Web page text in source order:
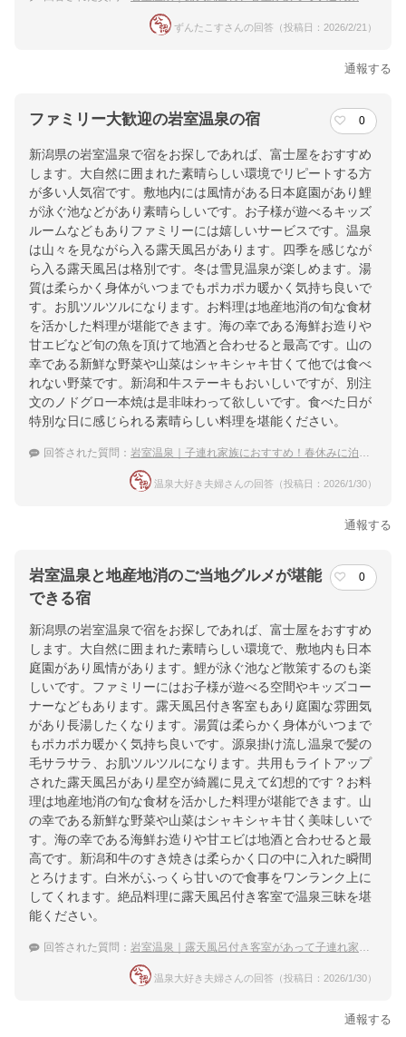
ずんたこすさんの回答（投稿日：2026/2/21）
通報する
ファミリー大歓迎の岩室温泉の宿 0
新潟県の岩室温泉で宿をお探しであれば、富士屋をおすすめ
します。大自然に囲まれた素晴らしい環境でリピートする方
が多い人気宿です。敷地内には風情がある日本庭園があり鯉
が泳ぐ池などがあり素晴らしいです。お子様が遊べるキッズ
ルームなどもありファミリーには嬉しいサービスです。温泉
は山々を見ながら入る露天風呂があります。四季を感じなが
ら入る露天風呂は格別です。冬は雪見温泉が楽しめます。湯
質は柔らかく身体がいつまでもポカポカ暖かく気持ち良いで
す。お肌ツルツルになります。お料理は地産地消の旬な食材
を活かした料理が堪能できます。海の幸である海鮮お造りや
甘エビなど旬の魚を頂けて地酒と合わせると最高です。山の
幸である新鮮な野菜や山菜はシャキシャキ甘くて他では食べ
れない野菜です。新潟和牛ステーキもおいしいですが、別注
文のノドグロ一本焼は是非味わって欲しいです。食べた日が
特別な日に感じられる素晴らしい料理を堪能ください。
回答された質問： 岩室温泉｜子連れ家族におすすめ！春休みに泊まりたい宿は？
温泉大好き夫婦さんの回答（投稿日：2026/1/30）
通報する
岩室温泉と地産地消のご当地グルメが堪能
できる宿
0
新潟県の岩室温泉で宿をお探しであれば、富士屋をおすすめ
します。大自然に囲まれた素晴らしい環境で、敷地内も日本
庭園があり風情があります。鯉が泳ぐ池など散策するのも楽
しいです。ファミリーにはお子様が遊べる空間やキッズコー
ナーなどもあります。露天風呂付き客室もあり庭園な雰囲気
があり長湯したくなります。湯質は柔らかく身体がいつまで
もポカポカ暖かく気持ち良いです。源泉掛け流し温泉で髪の
毛サラサラ、お肌ツルツルになります。共用もライトアップ
された露天風呂があり星空が綺麗に見えて幻想的です？お料
理は地産地消の旬な食材を活かした料理が堪能できます。山
の幸である新鮮な野菜や山菜はシャキシャキ甘く美味しいで
す。海の幸である海鮮お造りや甘エビは地酒と合わせると最
高です。新潟和牛のすき焼きは柔らかく口の中に入れた瞬間
とろけます。白米がふっくら甘いので食事をワンランク上に
してくれます。絶品料理に露天風呂付き客室で温泉三昧を堪
能ください。
回答された質問： 岩室温泉｜露天風呂付き客室があって子連れ家族におすすめの宿は？
温泉大好き夫婦さんの回答（投稿日：2026/1/30）
通報する